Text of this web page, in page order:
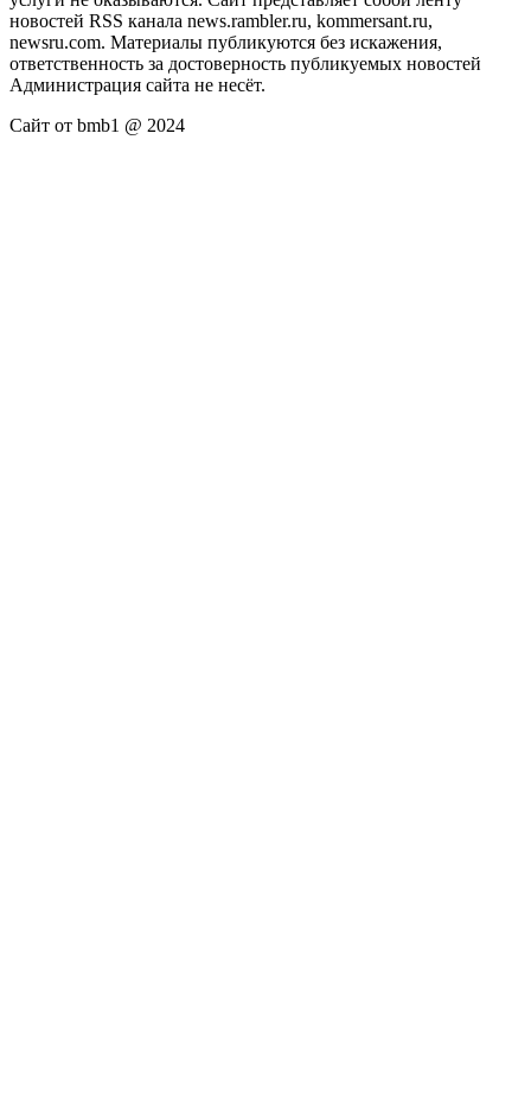
новостей RSS канала news.rambler.ru, kommersant.ru,
newsru.com. Материалы публикуются без искажения,
ответственность за достоверность публикуемых новостей
Администрация сайта не несёт.
Сайт от bmb1 @ 2024